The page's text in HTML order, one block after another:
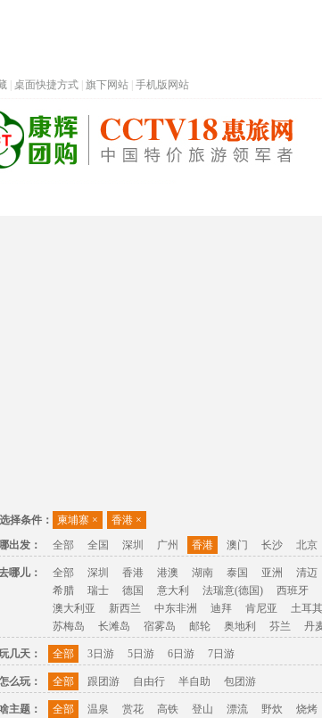
桌面快捷方式 旗下网站 手机版网站
择条件： 柬埔寨 × 香港 ×
出发：
全部 全国 深圳 广州 香港 澳门 长沙 北京
哪儿： 全部 深圳 香港 港澳 湖南 泰国 亚洲 清迈
希腊
瑞士 德国 意大利 法瑞意(德国) 西班牙
澳大利亚
新西兰 中东非洲 迪拜 肯尼亚 土耳其
苏梅岛
长滩岛 宿雾岛 邮轮 奥地利 芬兰 丹
几天： 全部 3日游 5日游 6日游 7日游
么玩： 全部 跟团游 自由行 半自助 包团游
主题： 全部 温泉 赏花 高铁 登山 漂流 野炊 烧烤